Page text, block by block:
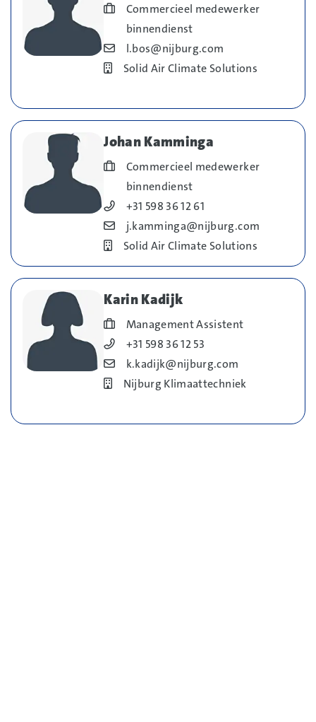
Blog_field_Functie
Commercieel medewerker
binnendienst
Blog_field_E-mail
l.bos@nijburg.com
BedrijfSolid Air Climate Solutions
Johan Kamminga
Blog_field_Functie
Commercieel medewerker
binnendienst
Blog_field_Telefoonnummer
+31 598 36 12 61
Blog_field_E-mail
j.kamminga@nijburg.com
BedrijfSolid Air Climate Solutions
Karin Kadijk
Blog_field_Functie
Management Assistent
Blog_field_Telefoonnummer
+31 598 36 12 53
Blog_field_E-mail
k.kadijk@nijburg.com
BedrijfNijburg Klimaattechniek